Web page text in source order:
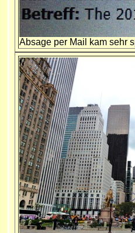
Absage per Mail kam sehr